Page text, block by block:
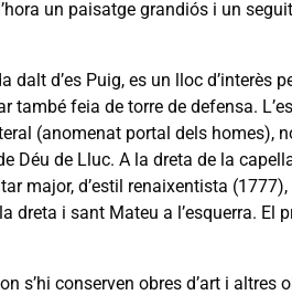
un paisatge grandiós i un
d’es Puig, es un lloc d’interès
també feia de torre de defensa.
(anomenat portal dels homes),
Déu de Lluc. A la dreta de la
major, d’estil renaixentista
i sant Mateu a l’esquerra. El
s’hi conserven obres d’art i